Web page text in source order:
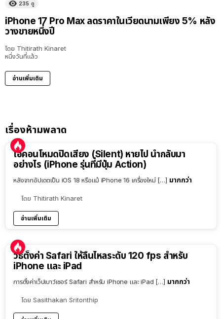
235 ดู
iPhone 17 Pro Max ลดราคาในเวียดนามเพียง 5% หลัง
วางขายหนึ่งปี
โดย Thitirath Kinaret
หนึ่งวันที่แล้ว
อ่านเพิ่มเติม
เรื่องห้ามพลาด
ไอคอนโหมดปิดเสียง (Silent) หายไป นำกลับมา
อย่างไร (iPhone รุ่นที่มีปุ่ม Action)
หลังจากอัปเดตเป็น iOS 18 หรือแม้ iPhone 16 เครื่องใหม่ […] มากกว่า
โดย Thitirath Kinaret
อ่านเพิ่มเติม
วิธีตั้งค่า Safari ให้ลื่นไหลระดับ 120 fps สำหรับ
iPhone และ iPad
การตั้งค่าเว็ปเบาว์เซอร์ Safari สำหรับ iPhone และ iPad […] มากกว่า
โดย Sasithakan Sritonthip